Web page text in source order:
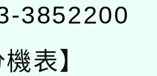
3852200
表】